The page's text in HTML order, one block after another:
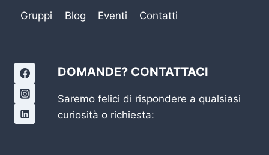
Gruppi
Blog Eventi Contatti
DOMANDE? CONTATTACI
Saremo felici di rispondere a qualsiasi
curiosità o richiesta: